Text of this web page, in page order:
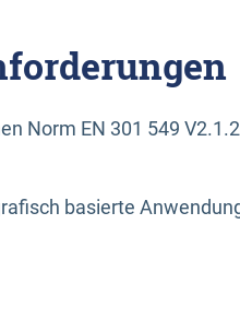
Norm EN 301 549
basierte